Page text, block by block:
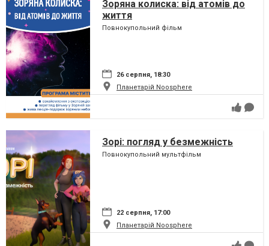
Зоряна колиска: від атомів до
життя
Повнокупольний фільм
26 серпня, 18:30
Планетарій Noosphere
Зорі: погляд у безмежність
Повнокупольний мультфільм
22 серпня, 17:00
Планетарій Noosphere